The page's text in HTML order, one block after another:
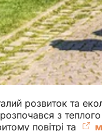
розвиток та
з
повітрі та